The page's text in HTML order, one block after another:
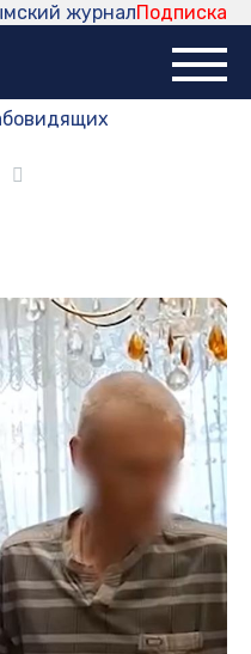
Подписка
журнал